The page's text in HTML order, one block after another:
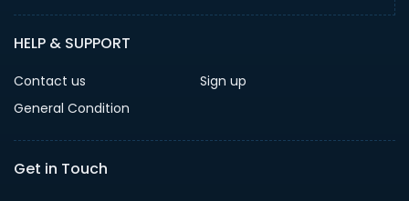
HELP & SUPPORT
Contact us
Sign up
General Condition
Get in Touch